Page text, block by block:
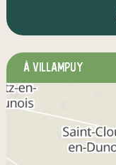
à Villampuy